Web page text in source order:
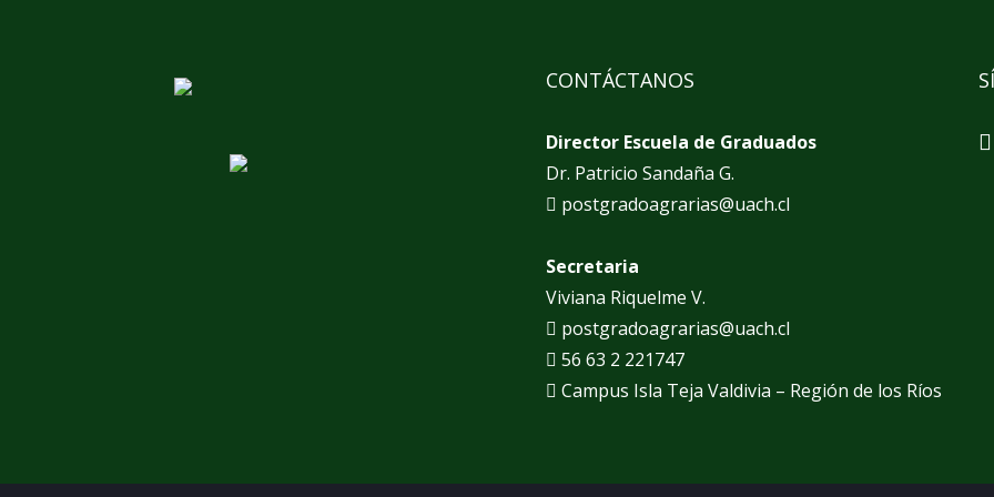
CONTÁCTANOS
Director Escuela de Graduados
Dr. Patricio Sandaña G.
postgradoagrarias@uach.cl
Secretaria
Viviana Riquelme V.
postgradoagrarias@uach.cl
56 63 2 221747
Campus Isla Teja Valdivia – Región de los Ríos